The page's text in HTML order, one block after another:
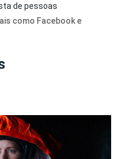
de pessoas
como Facebook e